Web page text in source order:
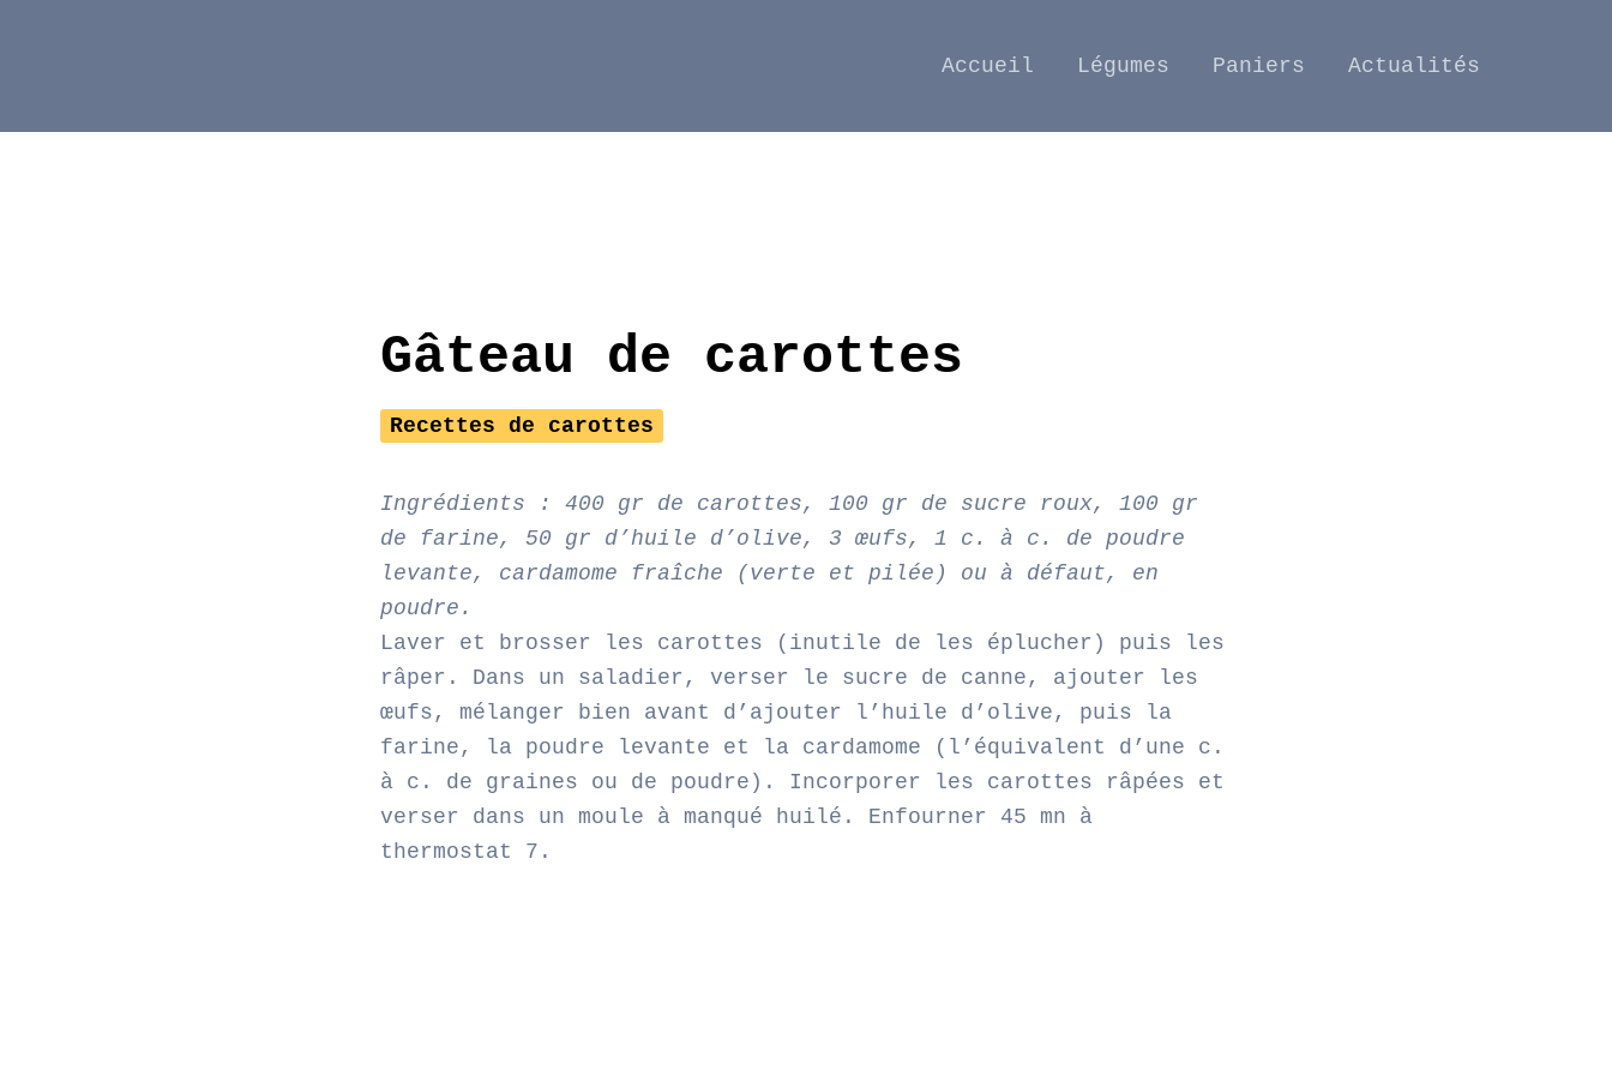
Accueil Légumes Paniers Actualités
Gâteau de carottes
Recettes de carottes
Ingrédients : 400 gr de carottes, 100 gr de sucre roux, 100 gr
de farine, 50 gr d’huile d’olive, 3 œufs, 1 c. à c. de poudre
levante, cardamome fraîche (verte et pilée) ou à défaut, en
poudre.
Laver et brosser les carottes (inutile de les éplucher) puis les
râper. Dans un saladier, verser le sucre de canne, ajouter les
œufs, mélanger bien avant d’ajouter l’huile d’olive, puis la
farine, la poudre levante et la cardamome (l’équivalent d’une c.
à c. de graines ou de poudre). Incorporer les carottes râpées et
verser dans un moule à manqué huilé. Enfourner 45 mn à
thermostat 7.